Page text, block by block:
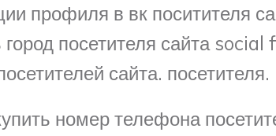
профиля в вк поситителя
посетителя сайта social
сайта. посетителя.
номер телефона